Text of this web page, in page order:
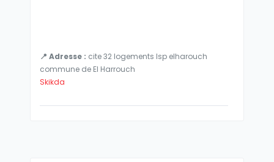
📍 Adresse : cite 32 logements lsp elharouch
commune de El Harrouch
Skikda